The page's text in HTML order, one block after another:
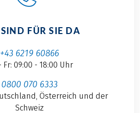
FÜR SIE DA
+43 6219 60866
Fr: 09:00 - 18:00 Uhr
0800 070 6333
Österreich und der
Schweiz